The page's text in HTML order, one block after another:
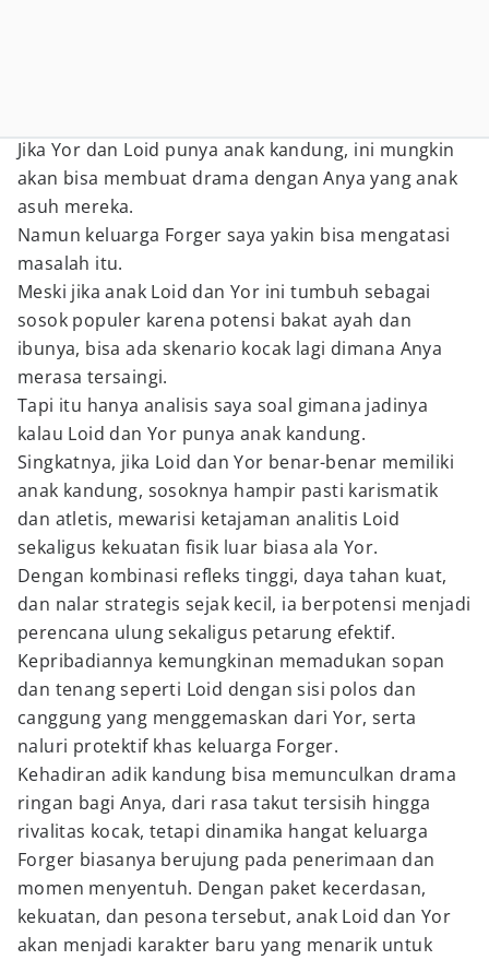
Jika Yor dan Loid punya anak kandung, ini mungkin
akan bisa membuat drama dengan Anya yang anak
asuh mereka.
Namun keluarga Forger saya yakin bisa mengatasi
masalah itu.
Meski jika anak Loid dan Yor ini tumbuh sebagai
sosok populer karena potensi bakat ayah dan
ibunya, bisa ada skenario kocak lagi dimana Anya
merasa tersaingi.
Tapi itu hanya analisis saya soal gimana jadinya
kalau Loid dan Yor punya anak kandung.
Singkatnya, jika Loid dan Yor benar-benar memiliki
anak kandung, sosoknya hampir pasti karismatik
dan atletis, mewarisi ketajaman analitis Loid
sekaligus kekuatan fisik luar biasa ala Yor.
Dengan kombinasi refleks tinggi, daya tahan kuat,
dan nalar strategis sejak kecil, ia berpotensi menjadi
perencana ulung sekaligus petarung efektif.
Kepribadiannya kemungkinan memadukan sopan
dan tenang seperti Loid dengan sisi polos dan
canggung yang menggemaskan dari Yor, serta
naluri protektif khas keluarga Forger.
Kehadiran adik kandung bisa memunculkan drama
ringan bagi Anya, dari rasa takut tersisih hingga
rivalitas kocak, tetapi dinamika hangat keluarga
Forger biasanya berujung pada penerimaan dan
momen menyentuh. Dengan paket kecerdasan,
kekuatan, dan pesona tersebut, anak Loid dan Yor
akan menjadi karakter baru yang menarik untuk